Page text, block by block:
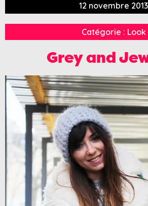
12 novembre 2013
Catégorie : Look
Grey and